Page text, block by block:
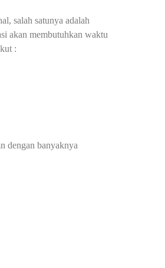
salah satunya adalah
akan membutuhkan waktu
:
dengan banyaknya